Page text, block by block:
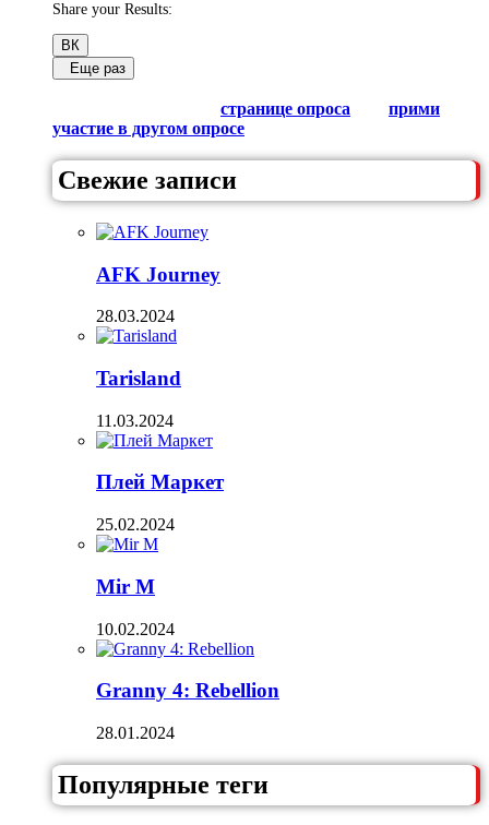
Share your Results:
ВК
Еще раз
странице опроса
прими
участие в другом опросе
Свежие записи
AFK Journey
28.03.2024
Tarisland
11.03.2024
Плей Маркет
25.02.2024
Mir M
10.02.2024
Granny 4: Rebellion
28.01.2024
Популярные теги